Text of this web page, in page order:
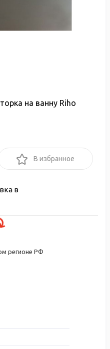
на ванну Riho
В избранное
в
регионе РФ